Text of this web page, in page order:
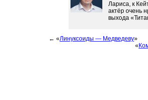
Лариса, к
актёр очень
выхода
← «Линуксоиды — Медведеву»
«